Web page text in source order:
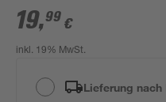
19,99 €
inkl. 19% MwSt.
Lieferung nach